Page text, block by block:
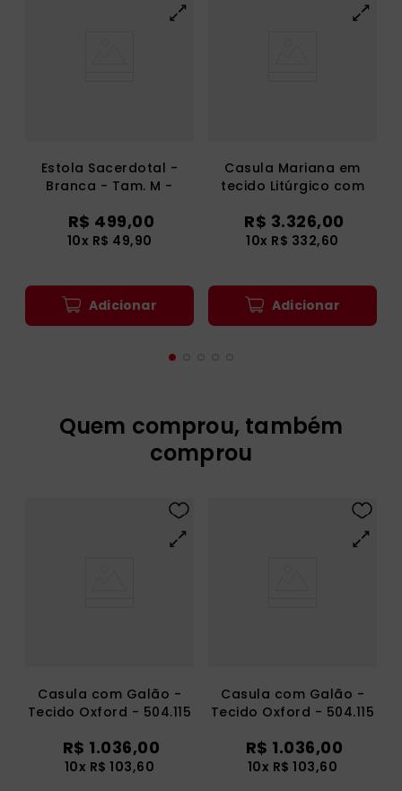
Estola Sacerdotal -
Branca - Tam. M -
R$ 499,00
10x R$ 49,90
Adicionar
Casula Mariana em
tecido Litúrgico com
R$ 3.326,00
10x R$ 332,60
Adicionar
Quem comprou, também
comprou
Casula com Galão -
Tecido Oxford - 504.115
R$ 1.036,00
10x R$ 103,60
Casula com Galão -
Tecido Oxford - 504.115
R$ 1.036,00
10x R$ 103,60